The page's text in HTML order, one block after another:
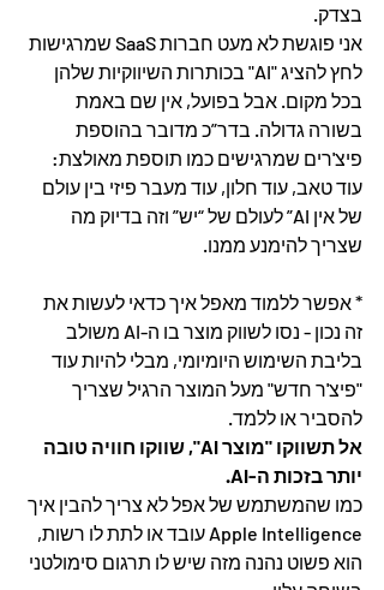
בצדק.
אני פוגשת לא מעט חברות SaaS שמרגישות
לחץ להציג "AI" בכותרות השיווקיות שלהן
בכל מקום. אבל בפועל, אין שם באמת
בשורה גדולה. בדר”כ מדובר בהוספת
פיצ'רים שמרגישים כמו תוספת מאולצת:
עוד טאב, עוד חלון, עוד מעבר פיזי בין עולם
של אין AI” לעולם של “יש” וזה בדיוק מה
שצריך להימנע ממנו.
* אפשר ללמוד מאפל איך כדאי לעשות את
זה נכון - נסו לשווק מוצר בו ה-AI משולב
בליבת השימוש היומיומי, מבלי להיות עוד
"פיצ'ר חדש" מעל המוצר הרגיל שצריך
להסביר או ללמד.
אל תשווקו "מוצר AI", שווקו חוויה טובה
יותר בזכות ה-AI.
כמו שהמשתמש של אפל לא צריך להבין איך
Apple Intelligence עובד או לתת לו רשות,
הוא פשוט נהנה מזה שיש לו תרגום סימולטני